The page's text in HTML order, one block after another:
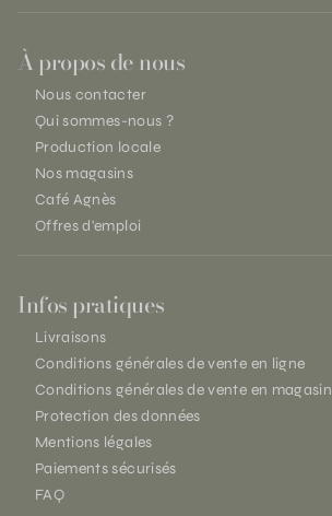
À propos de nous
Nous contacter
Qui sommes-nous ?
Production locale
Nos magasins
Café Agnès
Offres d'emploi
Infos pratiques
Livraisons
Conditions générales de vente en ligne
Conditions générales de vente en magasin
Protection des données
Mentions légales
Paiements sécurisés
FAQ